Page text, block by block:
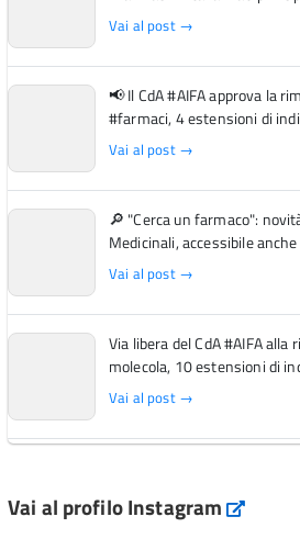
Vai al post →
📢 Il CdA #AIFA approva la
#farmaci, 4 estensioni di
Vai al post →
🔎 "Cerca un farmaco":
Medicinali, accessibile
Vai al post →
Via libera del CdA #AIFA
molecola, 10 estensioni di
Vai al post →
Vai al post →
Vai al profilo Instagram